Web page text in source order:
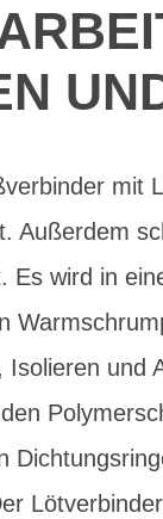
mit
Außerdem
Es wird in
Isolieren und